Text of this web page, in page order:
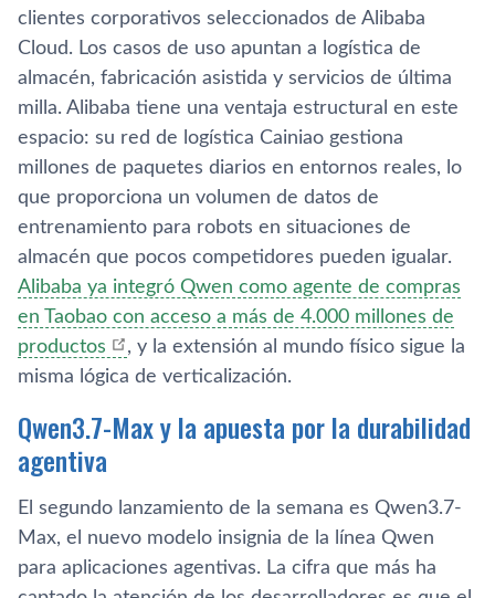
clientes corporativos seleccionados de Alibaba
Cloud. Los casos de uso apuntan a logística de
almacén, fabricación asistida y servicios de última
milla. Alibaba tiene una ventaja estructural en este
espacio: su red de logística Cainiao gestiona
millones de paquetes diarios en entornos reales, lo
que proporciona un volumen de datos de
entrenamiento para robots en situaciones de
almacén que pocos competidores pueden igualar.
Alibaba ya integró Qwen como agente de compras
en Taobao con acceso a más de 4.000 millones de
productos
, y la extensión al mundo físico sigue la
misma lógica de verticalización.
Qwen3.7-Max y la apuesta por la durabilidad
agentiva
El segundo lanzamiento de la semana es Qwen3.7-
Max, el nuevo modelo insignia de la línea Qwen
para aplicaciones agentivas. La cifra que más ha